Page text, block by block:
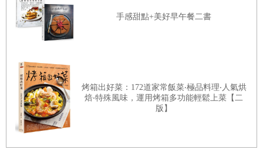
手感甜點+美好早午餐二書
烤箱出好菜：172道家常飯菜‧極品料理‧人氣烘
焙‧特殊風味，運用烤箱多功能輕鬆上菜【二
版】